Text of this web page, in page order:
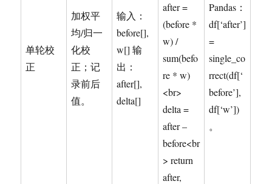
单轮校
正
加权平
均/归一
化校
正；记
录前后
值。
输入：
before[],
w[] 输
出：
after[],
delta[]
after =
(before *
w) /
sum(befo
re * w)
<br>
delta =
after –
before<br
> return
after,
Pandas：
df[‘after’]
=
single_co
rrect(df[‘
before’],
df[‘w’])
。